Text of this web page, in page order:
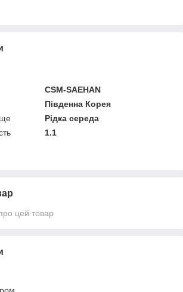
CSM-SAEHAN
Південна Корея
Рідка середа
1.1
цей товар